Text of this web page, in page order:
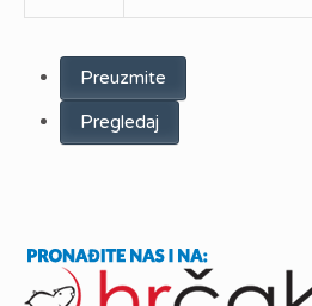
Preuzmite
Pregledaj